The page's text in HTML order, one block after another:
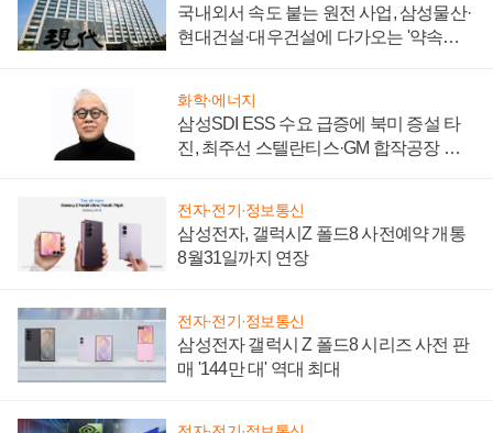
국내외서 속도 붙는 원전 사업, 삼성물산·
현대건설·대우건설에 다가오는 '약속의
화학·에너지
삼성SDI ESS 수요 급증에 북미 증설 타
진, 최주선 스텔란티스·GM 합작공장 건
전자·전기·정보통신
삼성전자, 갤럭시Z 폴드8 사전예약 개통
8월31일까지 연장
전자·전기·정보통신
삼성전자 갤럭시 Z 폴드8 시리즈 사전 판
매 '144만 대' 역대 최대